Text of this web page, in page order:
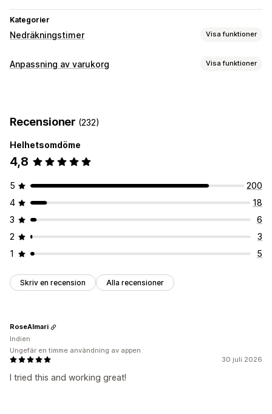
Kategorier
Nedräkningstimer Visa funktioner
Visningsalternativ
Alternativ för tajming
Fast slutdatum Fast antal minuter
Timer-typ
Dagliga erbjudanden Blixtreor Tidsbegränsad kampanj
Utgångsdatum Specialevenemang Produktlansering
Anpassning av varukorg Visa funktioner
Recensioner (232)
Helhetsomdöme
4,8
5
200
4
18
3
6
2
3
1
5
Skriv en recension Alla recensioner
30 juli 2026
I tried this and working great!
RoseAlmari
Indien
Ungefär en timme användning av appen